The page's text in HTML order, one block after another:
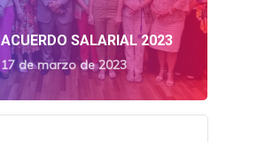
ACUERDO SALARIAL 2023
17 de marzo de 2023